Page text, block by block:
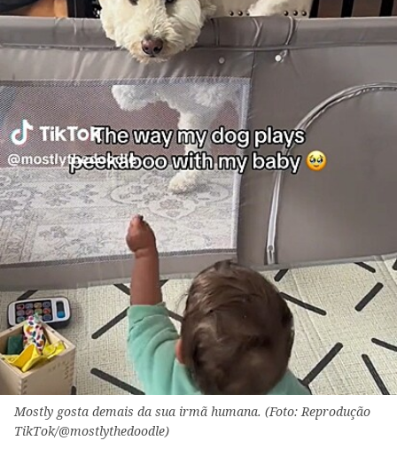
Mostly gosta demais da sua irmã humana. (Foto: Reprodução
TikTok/@mostlythedoodle)